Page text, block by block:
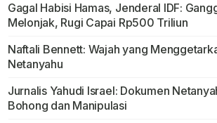
Gagal Habisi Hamas, Jenderal IDF:
Melonjak, Rugi Capai Rp500 Triliun
Naftali Bennett: Wajah yang
Netanyahu
Jurnalis Yahudi Israel: Dokumen
Bohong dan Manipulasi